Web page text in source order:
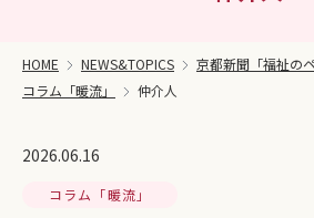
HOME NEWS&TOPICS
京都新聞「福祉のペ
コラム「暖流」
仲介人
2026.06.16
コラム「暖流」